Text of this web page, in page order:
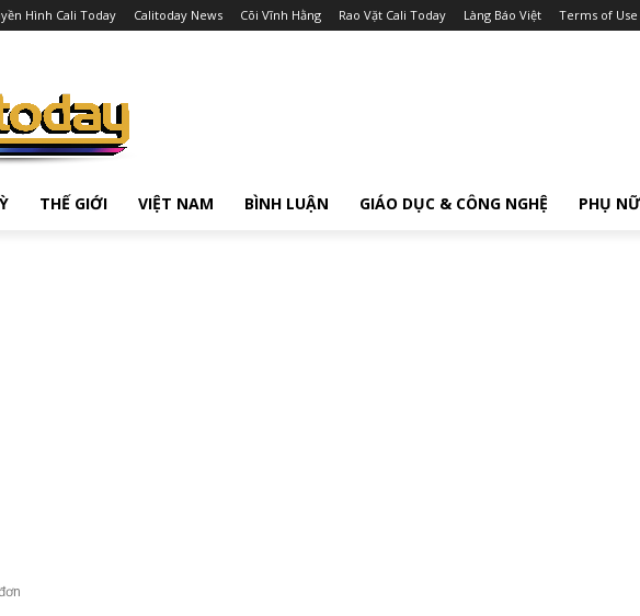
Hình Cali Today Calitoday News Cõi Vĩnh Hằng Rao Vặt Cali Today Làng Báo Việt Terms of Use
THẾ GIỚI VIỆT NAM BÌNH LUẬN GIÁO DỤC & CÔNG NGHỆ PHỤ NỮ